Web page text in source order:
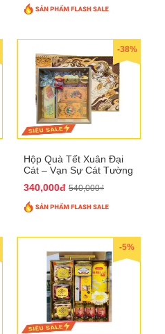
-38%
Hộp Quà Tết Xuân Đại
Cát – Vạn Sự Cát Tường
340,000đ 540,000₫
-5%